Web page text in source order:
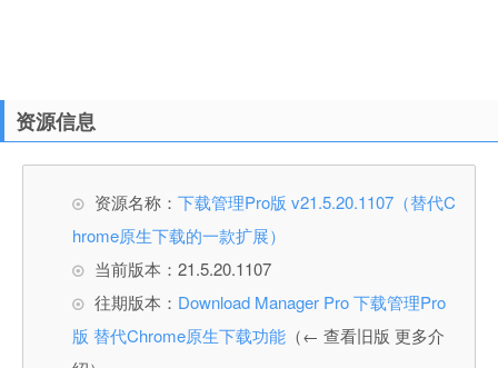
资源信息
资源名称： 下载管理Pro版 v21.5.20.1107（替代C
hrome原生下载的一款扩展）
当前版本：21.5.20.1107
往期版本： Download Manager Pro 下载管理Pro
版 替代Chrome原生下载功能 （← 查看旧版 更多介